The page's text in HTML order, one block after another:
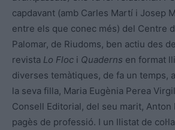
capdavant (amb Carles Martí i Josep
entre els que conec més) del Centre
Palomar, de Riudoms, ben actiu des
revista Lo Floc i Quaderns en format
diverses temàtiques, de fa un temps,
la seva filla, Maria Eugènia Perea
Consell Editorial, del seu marit, Anton
pagès de professió. I un llistat de